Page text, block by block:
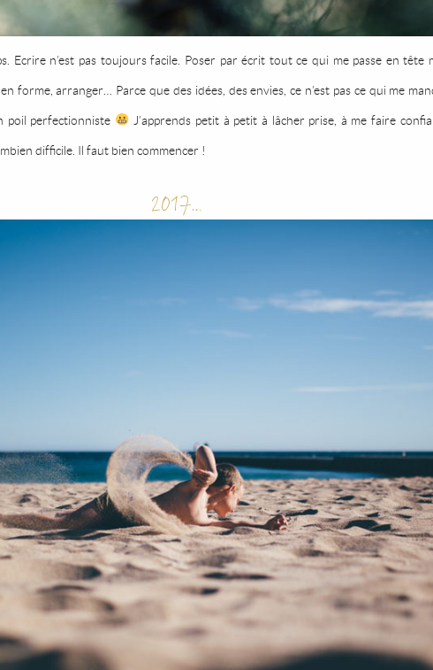
Ecrire n’est pas toujours facile. Poser par écrit tout ce qui me passe en
forme, arranger… Parce que des idées, des envies,ce n’est pas ce qui me
poil perfectionniste
J’apprends petit à petit à lâcher prise, à me faire
difficile. Il faut bien commencer !
2017…